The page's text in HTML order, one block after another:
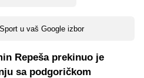
u vaš Google izbor
Repeša prekinuo je
sa podgoričkom